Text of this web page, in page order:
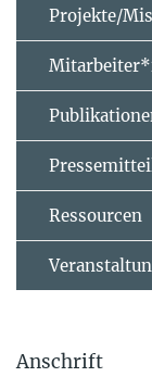
Projekte/
Ressourcen
Anschrift